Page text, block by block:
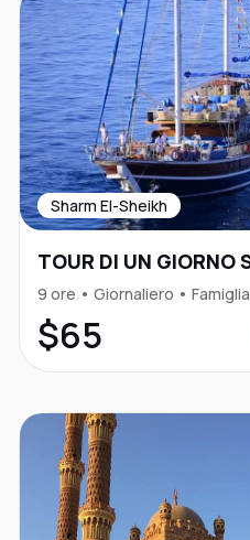
Sharm El-Sheikh
9 ore • Giornaliero • Famiglia
$65